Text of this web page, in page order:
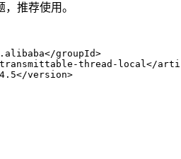
，推荐使用。
</groupId>
transmittable-thread-local </
</version>